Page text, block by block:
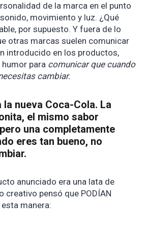
de la marca en el punto
movimiento y luz. ¿Qué
por supuesto. Y fuera de lo
otras marcas suelen comunicar
introducido en los productos,
para comunicar que cuando
cambiar.
la nueva Coca-Cola. La
el mismo sabor
una completamente
eres tan bueno, no
anunciado era una lata de
creativo pensó que PODÍAN
manera: